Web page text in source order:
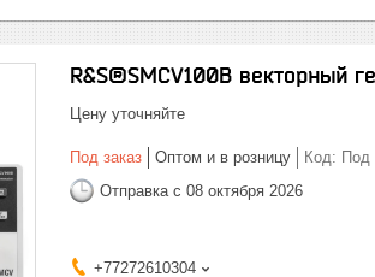
R&S®SMCV100B векторный
Цену уточняйте
Под заказ Оптом и в розницу Код: Под
Отправка с 08 октября 2026
+77272610304